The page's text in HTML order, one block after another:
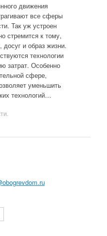
движения
все сферы
Так уж устроен
стремится к тому,
и образ жизни.
технологии
затрат. Особенно
сфере,
уменьшить
технологий…